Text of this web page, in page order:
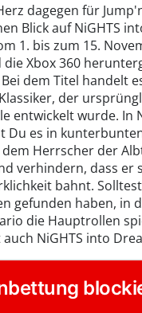
dagegen für
Blick auf NiGHTS
1. bis zum 15.
die Xbox 360
dem Titel handelt
der
entwickelt wurde. In
Du es in
Herrscher der
verhindern, dass er
bahnt.
gefunden haben, in
die Hauptrollen
NiGHTS into